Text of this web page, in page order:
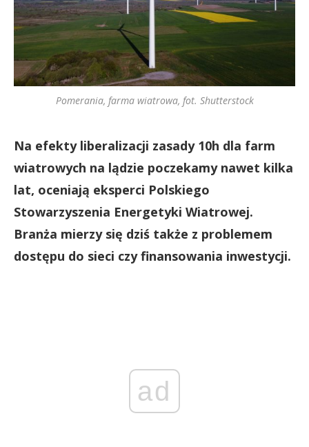
Pomerania, farma wiatrowa, fot. Shutterstock
Na efekty liberalizacji zasady 10h dla farm
wiatrowych na lądzie poczekamy nawet kilka
lat, oceniają eksperci Polskiego
Stowarzyszenia Energetyki Wiatrowej.
Branża mierzy się dziś także z problemem
dostępu do sieci czy finansowania inwestycji.
ad